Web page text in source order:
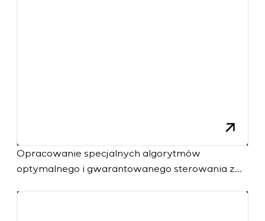
Opracowanie specjalnych algorytmów
optymalnego i gwarantowanego sterowania z